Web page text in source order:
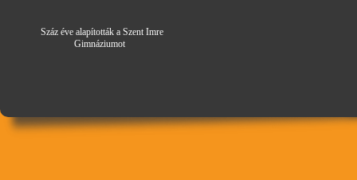
Száz éve alapították a Szent Imre
Gimnáziumot